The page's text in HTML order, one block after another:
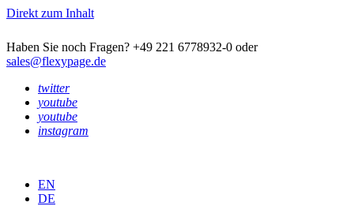
Direkt zum Inhalt
Haben Sie noch Fragen? +49 221 6778932-0 oder
sales@flexypage.de
twitter
youtube
youtube
instagram
EN
DE